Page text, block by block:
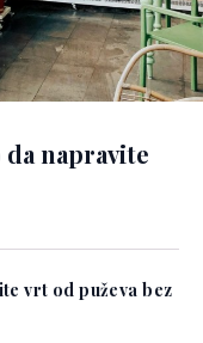
napravite
vrt od puževa bez